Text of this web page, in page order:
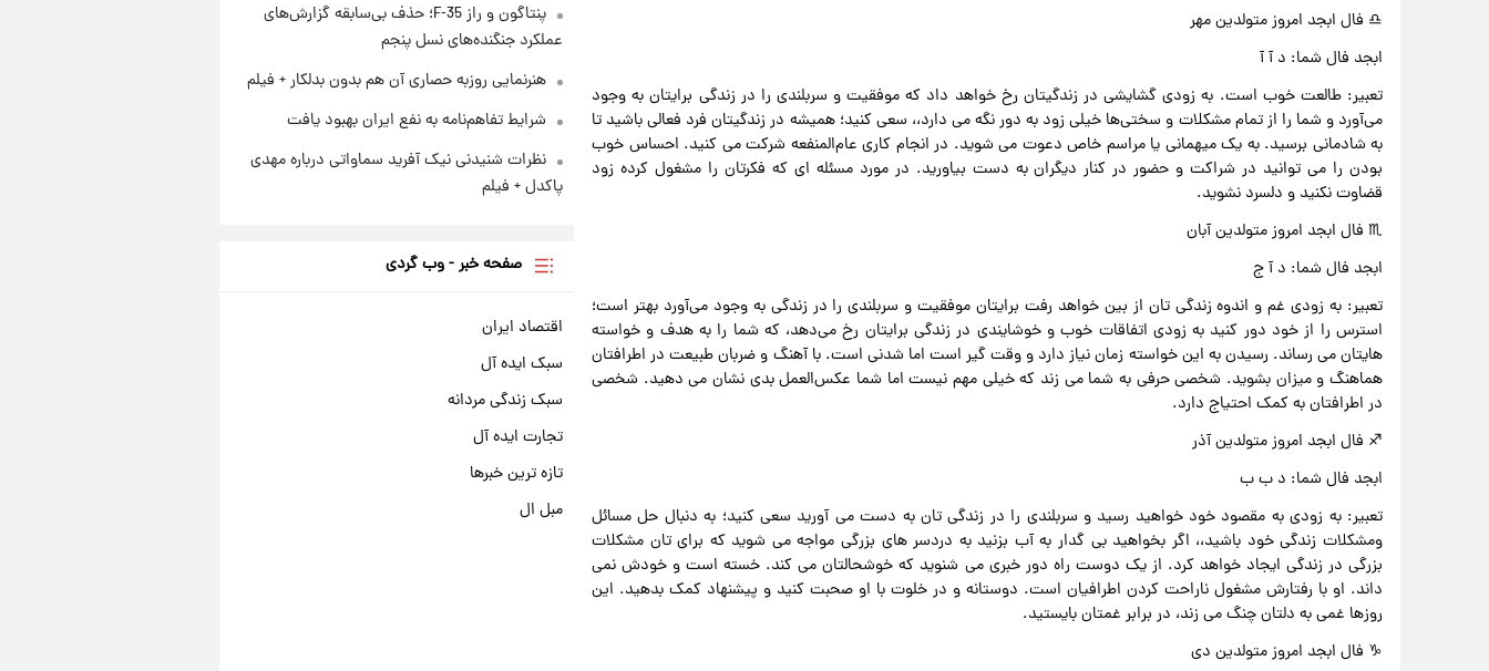
♎ فال ابجد امروز متولدین مهر
ابجد فال شما: د آ آ
تعبیر: طالعت خوب است. به زودی گشایشی در زندگیتان رخ خواهد داد که موفقیت و سربلندی را در زندگی برایتان به وجود
می‌آورد و شما را از تمام مشکلات و سختی‌ها خیلی زود به دور نگه می دارد،، سعی کنید؛ همیشه در زندگیتان فرد فعالی باشید تا
به شادمانی برسید. به یک میهمانی یا مراسم خاص دعوت می شوید. در انجام کاری عام‌المنفعه شرکت می کنید. احساس خوب
بودن را می توانید در شراکت و حضور در کنار دیگران به دست بیاورید. در مورد مسئله ای که فکرتان را مشغول کرده زود
قضاوت نکنید و دلسرد نشوید.
♏ فال ابجد امروز متولدین آبان
ابجد فال شما: د آ ج
تعبیر: به زودی غم و اندوه زندگی تان از بین خواهد رفت برایتان موفقیت و سربلندی را در زندگی به وجود می‌آورد بهتر است؛
استرس را از خود دور کنید به زودی اتفاقات خوب و خوشایندی در زندگی برایتان رخ می‌دهد، که شما را به هدف و خواسته
هایتان می رساند. رسیدن به این خواسته زمان نیاز دارد و وقت گیر است اما شدنی است. با آهنگ و ضربان طبیعت در اطرافتان
هماهنگ و میزان بشوید. شخصی حرفی به شما می زند که خیلی مهم نیست اما شما عکس‌العمل بدی نشان می دهید. شخصی
در اطرافتان به کمک احتیاج دارد.
♐ فال ابجد امروز متولدین آذر
ابجد فال شما: د ب ب
تعبیر: به زودی به مقصود خود خواهید رسید و سربلندی را در زندگی تان به دست می آورید سعی کنید؛ به دنبال حل مسائل
ومشکلات زندگی خود باشید،، اگر بخواهید بی گدار به آب بزنید به دردسر های بزرگی مواجه می شوید که برای تان مشکلات
بزرگی در زندگی ایجاد خواهد کرد. از یک دوست راه دور خبری می شنوید که خوشحالتان می کند. خسته است و خودش نمی
داند. او با رفتارش مشغول ناراحت کردن اطرافیان است. دوستانه و در خلوت با او صحبت کنید و پیشنهاد کمک بدهید. این
روزها غمی به دلتان چنگ می زند، در برابر غمتان بایستید.
♑ فال ابجد امروز متولدین دی
پنتاگون و راز F-35؛ حذف بی‌سابقه گزارش‌های
عملکرد جنگنده‌های نسل پنجم
هنرنمایی روزبه حصاری آن هم بدون بدلکار + فیلم
شرایط تفاهم‌نامه به نفع ایران بهبود یافت
نظرات شنیدنی نیک آفرید سماواتی درباره مهدی
پاکدل + فیلم
صفحه خبر - وب گردی
اقتصاد ایران
سبک ایده آل
سبک زندگی مردانه
تجارت ایده آل
تازه ترین خبرها
مبل ال